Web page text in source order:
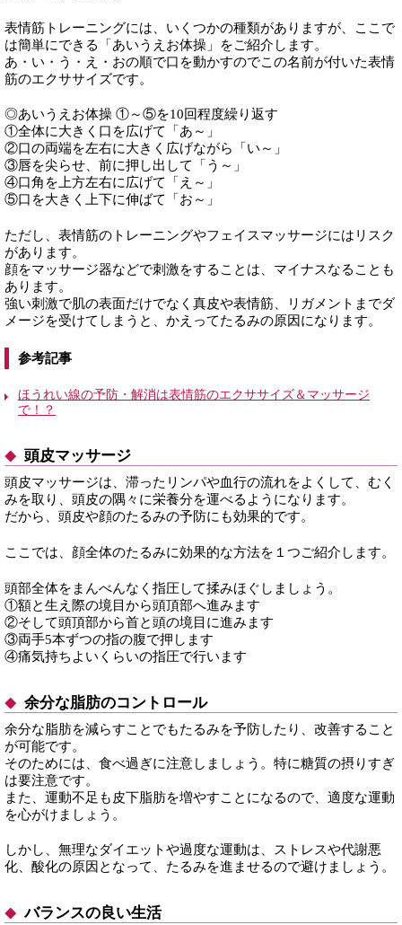
表情筋トレーニングには、いくつかの種類がありますが、ここで
は簡単にできる「あいうえお体操」をご紹介します。
あ・い・う・え・おの順で口を動かすのでこの名前が付いた表情
筋のエクササイズです。
◎あいうえお体操 ①～⑤を10回程度繰り返す
①全体に大きく口を広げて「あ～」
②口の両端を左右に大きく広げながら「い～」
③唇を尖らせ、前に押し出して「う～」
④口角を上方左右に広げて「え～」
⑤口を大きく上下に伸ばて「お～」
ただし、表情筋のトレーニングやフェイスマッサージにはリスク
があります。
顔をマッサージ器などで刺激をすることは、マイナスなることも
あります。
強い刺激で肌の表面だけでなく真皮や表情筋、リガメントまでダ
メージを受けてしまうと、かえってたるみの原因になります。
参考記事
ほうれい線の予防・解消は表情筋のエクササイズ＆マッサージ
で！？
頭皮マッサージ
頭皮マッサージは、滞ったリンパや血行の流れをよくして、むく
みを取り、頭皮の隅々に栄養分を運べるようになります。
だから、頭皮や顔のたるみの予防にも効果的です。
ここでは、顔全体のたるみに効果的な方法を１つご紹介します。
頭部全体をまんべんなく指圧して揉みほぐしましょう。
①額と生え際の境目から頭頂部へ進みます
②そして頭頂部から首と頭の境目に進みます
③両手5本ずつの指の腹で押します
④痛気持ちよいくらいの指圧で行います
余分な脂肪のコントロール
余分な脂肪を減らすことでもたるみを予防したり、改善すること
が可能です。
そのためには、食べ過ぎに注意しましょう。特に糖質の摂りすぎ
は要注意です。
また、運動不足も皮下脂肪を増やすことになるので、適度な運動
を心がけましょう。
しかし、無理なダイエットや過度な運動は、ストレスや代謝悪
化、酸化の原因となって、たるみを進ませるので避けましょう。
バランスの良い生活